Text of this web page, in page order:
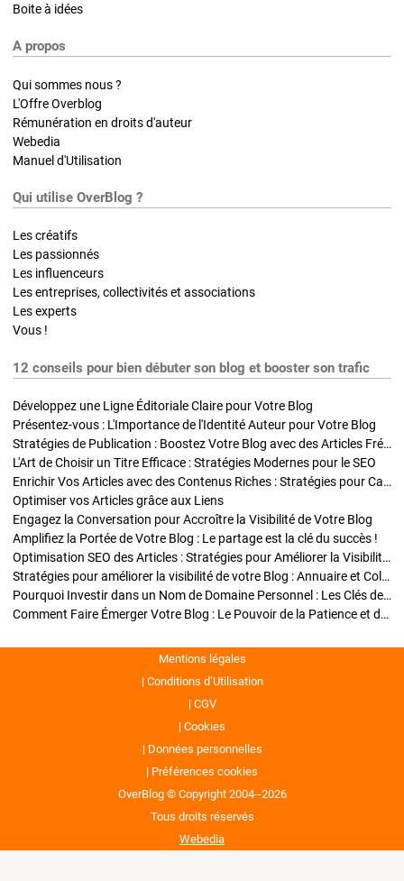
Boite à idées
A propos
Qui sommes nous ?
L'Offre Overblog
Rémunération en droits d'auteur
Webedia
Manuel d'Utilisation
Qui utilise OverBlog ?
Les créatifs
Les passionnés
Les influenceurs
Les entreprises, collectivités et associations
Les experts
Vous !
12 conseils pour bien débuter son blog et booster son trafic
Développez une Ligne Éditoriale Claire pour Votre Blog
Présentez-vous : L'Importance de l'Identité Auteur pour Votre Blog
Stratégies de Publication : Boostez Votre Blog avec des Articles Fréquents et Exclusifs
L'Art de Choisir un Titre Efficace : Stratégies Modernes pour le SEO
Enrichir Vos Articles avec des Contenus Riches : Stratégies pour Captiver et Optimiser
Optimiser vos Articles grâce aux Liens
Engagez la Conversation pour Accroître la Visibilité de Votre Blog
Amplifiez la Portée de Votre Blog : Le partage est la clé du succès !
Optimisation SEO des Articles : Stratégies pour Améliorer la Visibilité de Votre Blog
Stratégies pour améliorer la visibilité de votre Blog : Annuaire et Collaborations
Pourquoi Investir dans un Nom de Domaine Personnel : Les Clés de la Réussite de Votre Blog
Comment Faire Émerger Votre Blog : Le Pouvoir de la Patience et de la Persévérance
Mentions légales
Conditions d’Utilisation
CGV
Cookies
Données personnelles
Préférences cookies
OverBlog © Copyright 2004--2026
Tous droits réservés
Webedia